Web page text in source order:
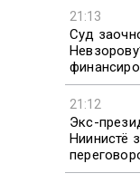
21:13
Суд
21:12
Экс-
Ниинистё